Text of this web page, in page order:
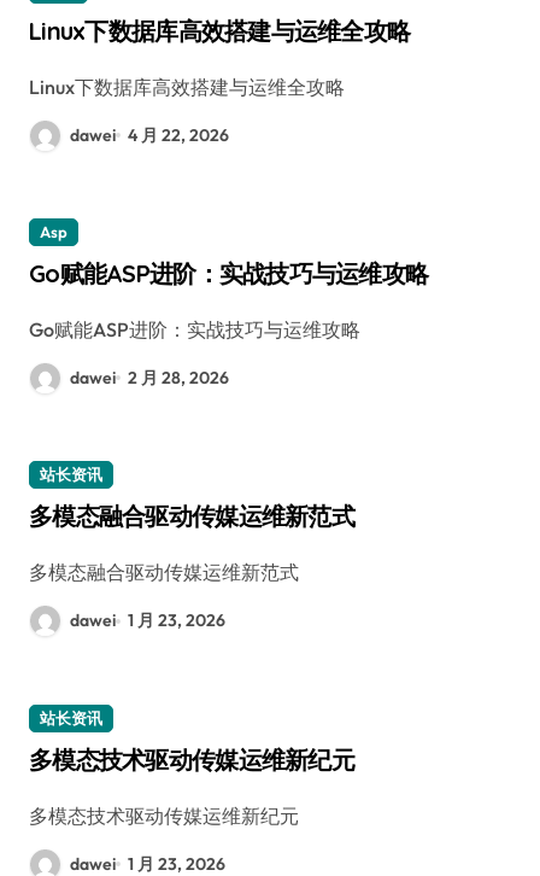
Linux下数据库高效搭建与运维全攻略
Linux下数据库高效搭建与运维全攻略
dawei 4 月 22, 2026
Asp
Go赋能ASP进阶：实战技巧与运维攻略
Go赋能ASP进阶：实战技巧与运维攻略
dawei 2 月 28, 2026
站长资讯
多模态融合驱动传媒运维新范式
多模态融合驱动传媒运维新范式
dawei 1 月 23, 2026
站长资讯
多模态技术驱动传媒运维新纪元
多模态技术驱动传媒运维新纪元
dawei 1 月 23, 2026